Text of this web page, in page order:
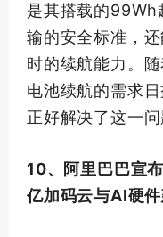
是其搭载的99Wh
输的安全标准，
时的续航能力。
电池续航的需求
正好解决了这一问
10、阿里巴巴宣
亿加码云与AI硬